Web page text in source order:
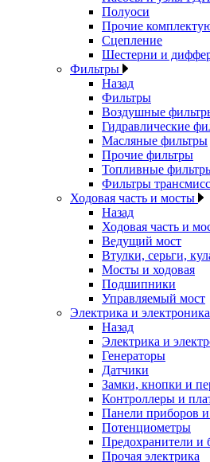
Полуоси
Прочие
Сцепление
Шестерни и
Фильтры
Назад
Фильтры
Воздушные
Гидравлические
Масляные фильтры
Прочие фильтры
Топливные
Фильтры
Ходовая часть и мосты
Назад
Ходовая часть и
Ведущий мост
Втулки, серьги,
Мосты и ходовая
Подшипники
Управляемый мост
Электрика и электроника
Назад
Электрика и
Генераторы
Датчики
Замки, кнопки и
Контроллеры и
Панели приборов
Потенциометры
Предохранители и
Прочая электрика